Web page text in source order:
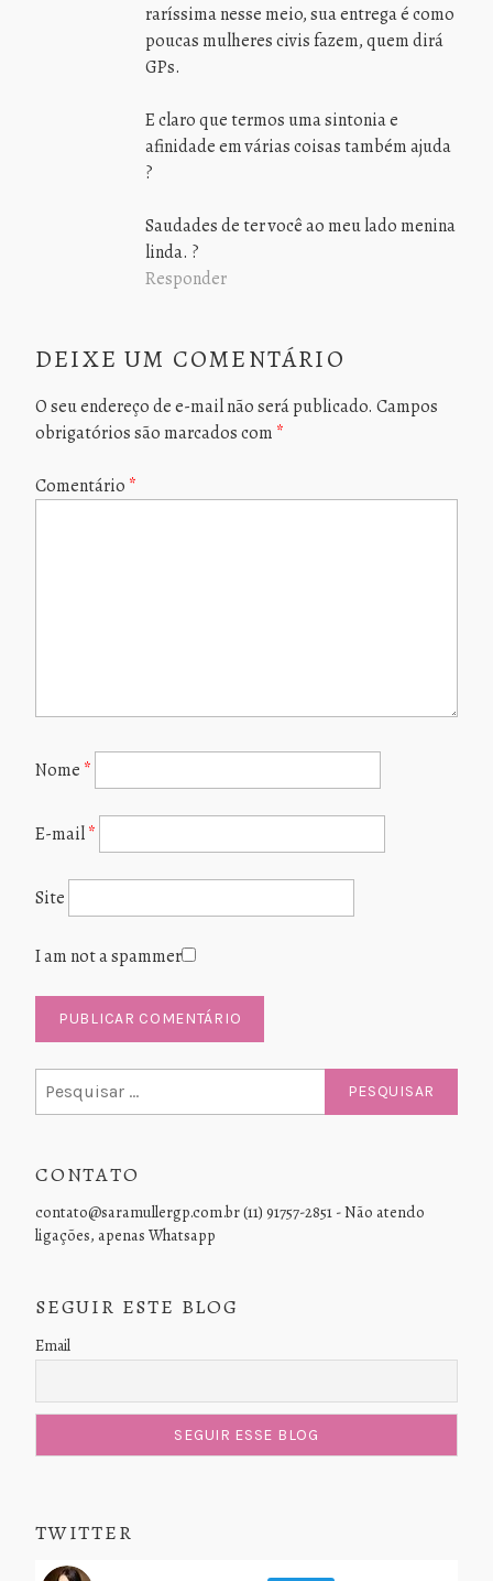
raríssima nesse meio, sua entrega é como
poucas mulheres civis fazem, quem dirá
GPs.
E claro que termos uma sintonia e
afinidade em várias coisas também ajuda
?
Saudades de ter você ao meu lado menina
linda. ?
Responder
DEIXE UM COMENTÁRIO
O seu endereço de e-mail não será publicado. Campos
obrigatórios são marcados com *
Comentário *
Nome *
E-mail*
Site
I am not a spammer
por:
CONTATO
contato@saramullergp.com.br (11) 91757-2851 - Não atendo
ligações, apenas Whatsapp
SEGUIR ESTE BLOG
Email
TWITTER